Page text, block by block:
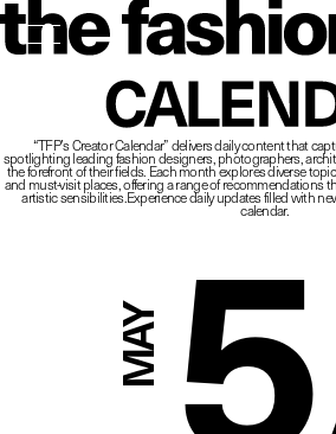
“TFP’s Creator Calendar” delivers daily content that
spotlighting leading fashion designers, photographers,
the forefront of their fields.Each month explores diverse
and must-visit places,offering a range of recommendations
artistic sensibilities.Experience daily updates filled with
calendar.
5